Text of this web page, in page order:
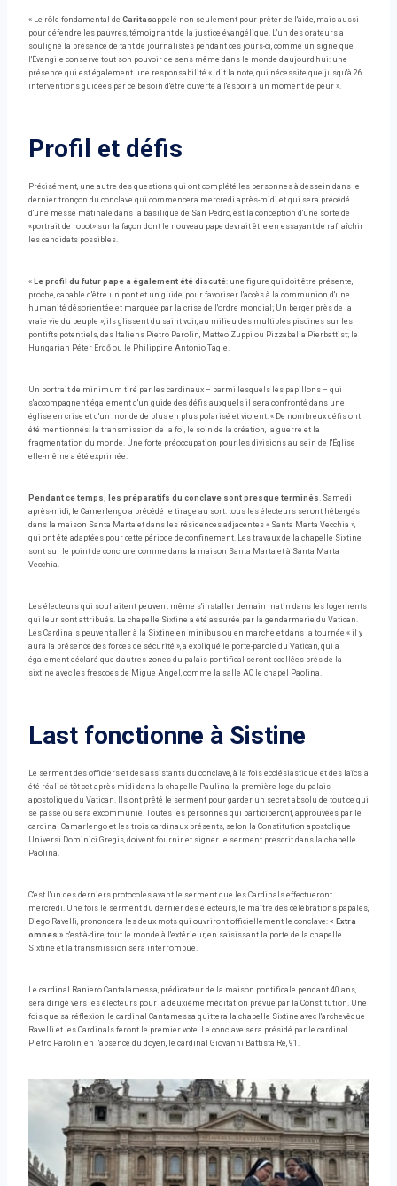
« Le rôle fondamental de Caritasappelé non seulement pour prêter de l'aide, mais aussi
pour défendre les pauvres, témoignant de la justice évangélique. L'un des orateurs a
souligné la présence de tant de journalistes pendant ces jours-ci, comme un signe que
l'Évangile conserve tout son pouvoir de sens même dans le monde d'aujourd'hui: une
présence qui est également une responsabilité « , dit la note, qui nécessite que jusqu'à 26
interventions guidées par ce besoin d'être ouverte à l'espoir à un moment de peur ».
Profil et défis
Précisément, une autre des questions qui ont complété les personnes à dessein dans le
dernier tronçon du conclave qui commencera mercredi après-midi et qui sera précédé
d'une messe matinale dans la basilique de San Pedro, est la conception d'une sorte de
«portrait de robot» sur la façon dont le nouveau pape devrait être en essayant de rafraîchir
les candidats possibles.
« Le profil du futur pape a également été discuté: une figure qui doit être présente,
proche, capable d'être un pont et un guide, pour favoriser l'accès à la communion d'une
humanité désorientée et marquée par la crise de l'ordre mondial; Un berger près de la
vraie vie du peuple », ils glissent du saint voir, au milieu des multiples piscines sur les
pontifts potentiels, des Italiens Pietro Parolin, Matteo Zuppi ou Pizzaballa Pierbattist; le
Hungarian Péter Erdő ou le Philippine Antonio Tagle.
Un portrait de minimum tiré par les cardinaux – parmi lesquels les papillons – qui
s'accompagnent également d'un guide des défis auxquels il sera confronté dans une
église en crise et d'un monde de plus en plus polarisé et violent. « De nombreux défis ont
été mentionnés: la transmission de la foi, le soin de la création, la guerre et la
fragmentation du monde. Une forte préoccupation pour les divisions au sein de l'Église
elle-même a été exprimée.
Pendant ce temps, les préparatifs du conclave sont presque terminés. Samedi
après-midi, le Camerlengo a précédé le tirage au sort: tous les électeurs seront hébergés
dans la maison Santa Marta et dans les résidences adjacentes « Santa Marta Vecchia »,
qui ont été adaptées pour cette période de confinement. Les travaux de la chapelle Sixtine
sont sur le point de conclure, comme dans la maison Santa Marta et à Santa Marta
Vecchia.
Les électeurs qui souhaitent peuvent même s'installer demain matin dans les logements
qui leur sont attribués. La chapelle Sixtine a été assurée par la gendarmerie du Vatican.
Les Cardinals peuvent aller à la Sixtine en minibus ou en marche et dans la tournée « il y
aura la présence des forces de sécurité », a expliqué le porte-parole du Vatican, qui a
également déclaré que d'autres zones du palais pontifical seront scellées près de la
sixtine avec les frescoes de Migue Angel, comme la salle AO le chapel Paolina.
Last fonctionne à Sistine
Le serment des officiers et des assistants du conclave, à la fois ecclésiastique et des laïcs, a
été réalisé tôt cet après-midi dans la chapelle Paulina, la première loge du palais
apostolique du Vatican. Ils ont prêté le serment pour garder un secret absolu de tout ce qui
se passe ou sera excommunié. Toutes les personnes qui participeront, approuvées par le
cardinal Camarlengo et les trois cardinaux présents, selon la Constitution apostolique
Universi Dominici Gregis, doivent fournir et signer le serment prescrit dans la chapelle
Paolina.
C'est l'un des derniers protocoles avant le serment que les Cardinals effectueront
mercredi. Une fois le serment du dernier des électeurs, le maître des célébrations papales,
Diego Ravelli, prononcera les deux mots qui ouvriront officiellement le conclave: « Extra
omnes » c'est-à-dire, tout le monde à l'extérieur, en saisissant la porte de la chapelle
Sixtine et la transmission sera interrompue.
Le cardinal Raniero Cantalamessa, prédicateur de la maison pontificale pendant 40 ans,
sera dirigé vers les électeurs pour la deuxième méditation prévue par la Constitution. Une
fois que sa réflexion, le cardinal Cantamessa quittera la chapelle Sixtine avec l'archevêque
Ravelli et les Cardinals feront le premier vote. Le conclave sera présidé par le cardinal
Pietro Parolin, en l'absence du doyen, le cardinal Giovanni Battista Re, 91.